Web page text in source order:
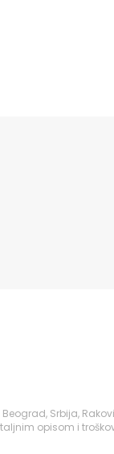
Srbija,
opisom i